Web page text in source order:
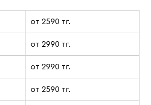
от 2590 тг.
от 2990 тг.
от 2990 тг.
от 2590 тг.